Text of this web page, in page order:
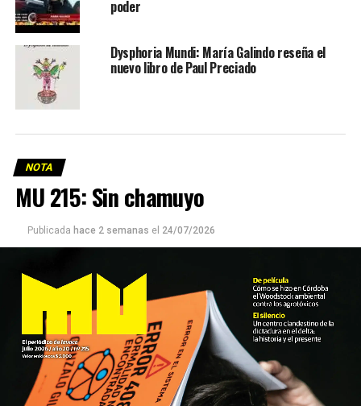
poder
Dysphoria Mundi: María Galindo reseña el
nuevo libro de Paul Preciado
NOTA
MU 215: Sin chamuyo
Publicada hace 2 semanas el 24/07/2026